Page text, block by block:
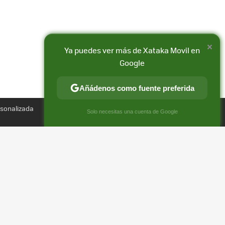
Compartir
FACEBOOK
X
E-
×
Ya puedes ver más de Xataka Movil en
Google
Añádenos como fuente preferida
Solo necesitas una cuenta de Google